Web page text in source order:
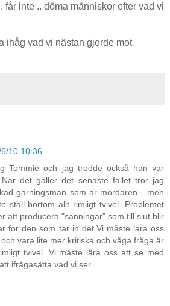
får inte .. döma människor efter vad vi
ihåg vad vi nästan gjorde mot
10 10:36
Tommie och jag trodde också han var
det gäller det senaste fallet tror jag
gärningsman som är mördaren - men
ställ bortom allt rimligt tvivel. Problemet
att producera "sanningar" som till slut blir
för den som tar in det.Vi måste lära oss
vara lite mer kritiska och våga fråga är
tvivel. Vi måste lära oss att se med
ifrågasätta vad vi ser.